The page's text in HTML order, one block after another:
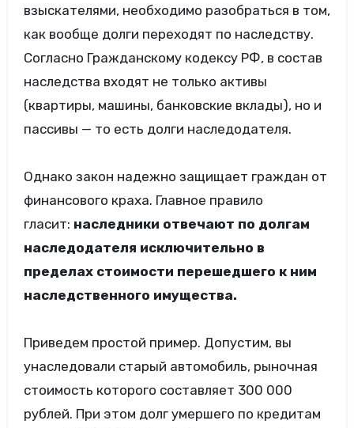
взыскателями, необходимо разобраться в том,
как вообще долги переходят по наследству.
Согласно Гражданскому кодексу РФ, в состав
наследства входят не только активы
(квартиры, машины, банковские вклады), но и
пассивы — то есть долги наследодателя.
Однако закон надежно защищает граждан от
финансового краха. Главное правило
гласит: наследники отвечают по долгам
наследодателя исключительно в
пределах стоимости перешедшего к ним
наследственного имущества.
Приведем простой пример. Допустим, вы
унаследовали старый автомобиль, рыночная
стоимость которого составляет 300 000
рублей. При этом долг умершего по кредитам